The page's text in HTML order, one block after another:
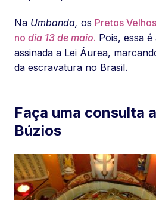
Na Umbanda, os Pretos
no dia 13 de maio. Pois, essa
assinada a Lei Áurea,
da escravatura no Brasil.
Faça uma consulta
Búzios